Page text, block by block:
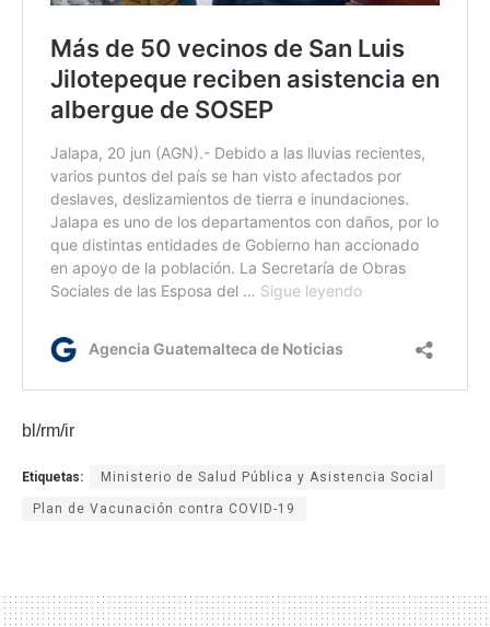
bl/rm/ir
Etiquetas: Ministerio de Salud Pública y Asistencia Social
Plan de Vacunación contra COVID-19